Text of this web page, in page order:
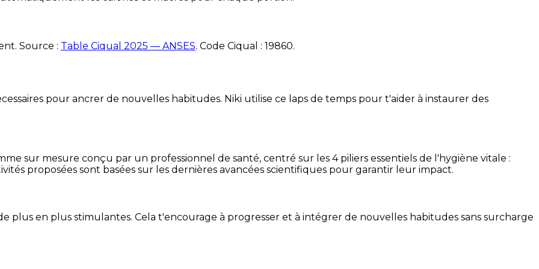
Source : Table Ciqual 2025 — ANSES. Code Ciqual : 19860.
pour ancrer de nouvelles habitudes. Niki utilise ce laps de temps pour t'aider à instaurer des
sur mesure conçu par un professionnel de santé, centré sur les 4 piliers essentiels de l'hygiène vitale :
proposées sont basées sur les dernières avancées scientifiques pour garantir leur impact.
plus en plus stimulantes. Cela t'encourage à progresser et à intégrer de nouvelles habitudes sans surcharge